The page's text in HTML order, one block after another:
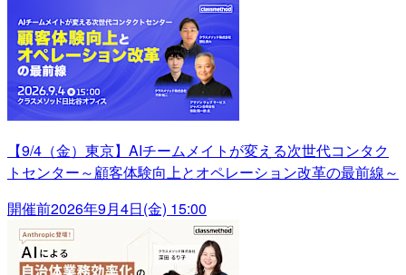
【9/4（金）東京】AIチームメイトが変える次世代コンタク
トセンター～顧客体験向上とオペレーション改革の最前線～
開催前2026年9月4日(金) 15:00